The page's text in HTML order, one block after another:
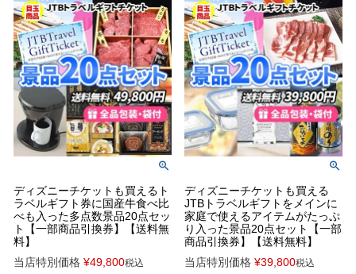
ディズニーチケットも買えるト
ラベルギフト券に国産牛食べ比
べも入った多点数景品20点セッ
ト【一部商品引換券】【送料無
料】
当店特別価格 ¥49,800税込
ディズニーチケットも買える
JTBトラベルギフトをメインに
家庭で使えるアイテムがたっぷ
り入った景品20点セット【一部
商品引換券】【送料無料】
当店特別価格 ¥39,800税込